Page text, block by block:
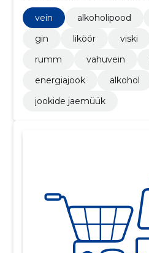
vein
alkoholipood
gin
liköör viski
rumm
vahuvein
energiajook
alkohol
jookide jaemüük